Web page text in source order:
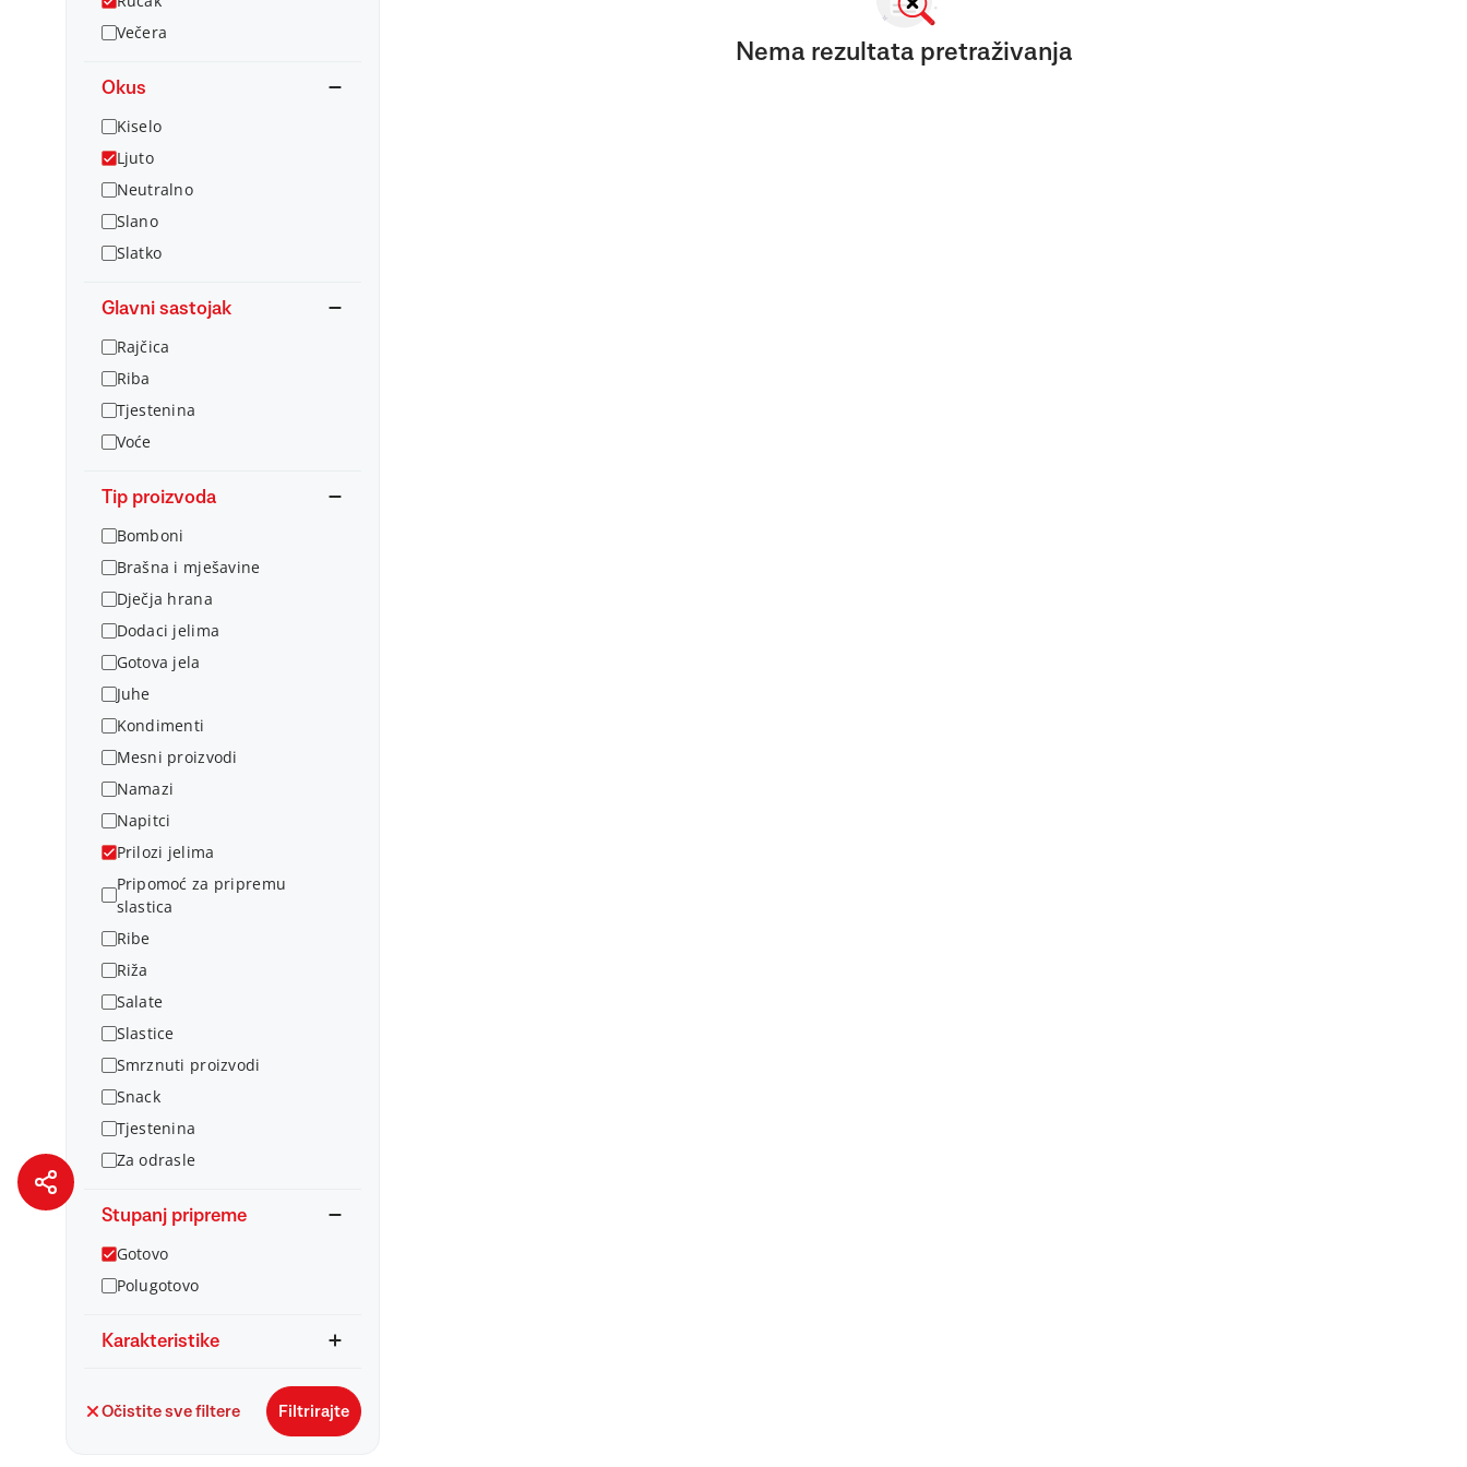
Večera
Okus
Kiselo
Ljuto
Neutralno
Slano
Slatko
Glavni sastojak
Rajčica
Riba
Tjestenina
Voće
Tip proizvoda
Bomboni
Brašna i mješavine
Dječja hrana
Dodaci jelima
Gotova jela
Juhe
Kondimenti
Mesni proizvodi
Namazi
Napitci
Prilozi jelima
Pripomoć za pripremu
slastica
Ribe
Riža
Salate
Slastice
Smrznuti proizvodi
Snack
Tjestenina
Za odrasle
Stupanj pripreme
Gotovo
Polugotovo
Karakteristike
Očistite sve filtere Filtrirajte
Nema rezultata pretraživanja